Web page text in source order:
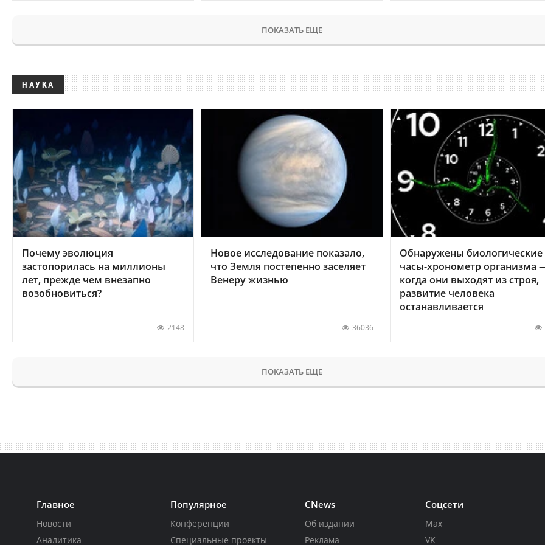
ПОКАЗАТЬ ЕЩЕ
НАУКА
Почему эволюция
застопорилась на миллионы
лет, прежде чем внезапно
возобновиться?
2148
Новое исследование показало,
что Земля постепенно заселяет
Венеру жизнью
36036
Обнаружены биологические
часы-хронометр организма
когда они выходят из строя,
развитие человека
останавливается
ПОКАЗАТЬ ЕЩЕ
Главное
Новости
Аналитика
Популярное
Конференции
Специальные проекты
CNews
Об издании
Реклама
Соцсети
Max
VK